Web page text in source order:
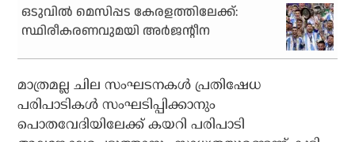
ഒടുവില്‍ മെസിപ്പട കേരളത്തിലേക്ക്:
സ്ഥിരീകരണവുമയി അര്‍ജന്റീന
മാത്രമല്ല ചില സംഘടനകള്‍ പ്രതിഷേധ
പരിപാടികള്‍ സംഘടിപ്പിക്കാനും
പൊതവേദിയിലേക്ക് കയറി പരിപാടി